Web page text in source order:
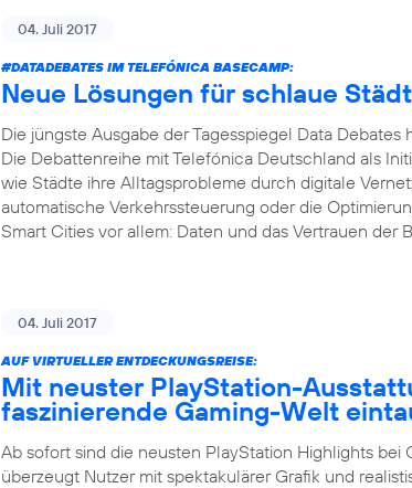
04. Juli 2017
#DATADEBATES IM TELEFÓNICA BASECAMP:
Neue Lösungen für schlaue
Die jüngste Ausgabe der Tagesspiegel Data
Die Debattenreihe mit Telefónica Deutschland als
wie Städte ihre Alltagsprobleme durch digitale
automatische Verkehrssteuerung oder die
Smart Cities vor allem: Daten und das Vertrauen der
04. Juli 2017
AUF VIRTUELLER ENTDECKUNGSREISE:
Mit neuster PlayStation-
faszinierende Gaming-Welt
Ab sofort sind die neusten PlayStation Highlights bei
überzeugt Nutzer mit spektakulärer Grafik und